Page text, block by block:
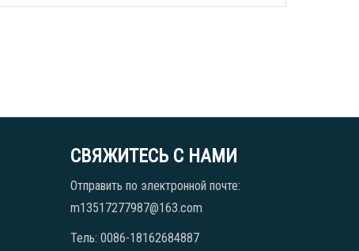
СВЯЖИТЕСЬ С НАМИ
Отправить по электронной почте:
m13517277987@163.com
Тель: 0086-18162684887